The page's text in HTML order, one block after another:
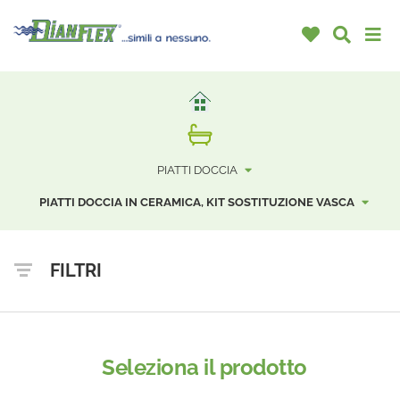
PIATTI DOCCIA
PIATTI DOCCIA IN CERAMICA, KIT SOSTITUZIONE VASCA
FILTRI
Seleziona il prodotto